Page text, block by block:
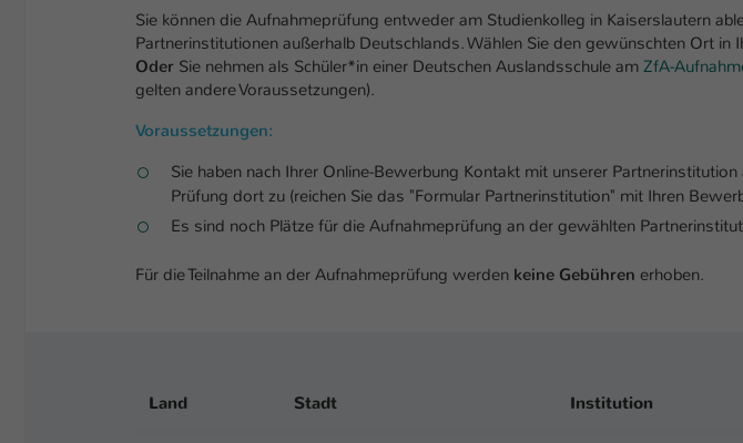
Sie können die Aufnahmeprüfung entweder am Studienkolleg in Kaiserslautern
Partnerinstitutionen außerhalb Deutschlands. Wählen Sie den gewünschten Ort in
Oder Sie nehmen als Schüler*in einer Deutschen Auslandsschule am ZfA-
gelten andere Voraussetzungen).
Voraussetzungen:
Sie haben nach Ihrer Online-Bewerbung Kontakt mit unserer
Prüfung dort zu (reichen Sie das "Formular Partnerinstitution" mit Ihren
Es sind noch Plätze für die Aufnahmeprüfung an der gewählten
Für die Teilnahme an der Aufnahmeprüfung werden keine Gebühren erhoben.
Land Stadt Institution
Name cookie_optin
Zweck
Dieses Cookie
Einstellungen
Name
Cookie-
werden anonymisiert und
verwendet.
Cookie von